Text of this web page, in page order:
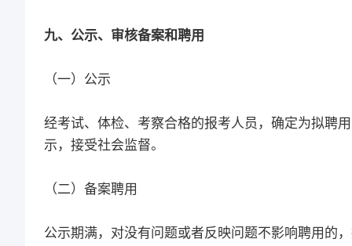
九、公示、审核备案和聘用
（一）公示
经考试、体检、考察合格的报考人员，确定为拟聘
示，接受社会监督。
（二）备案聘用
公示期满，对没有问题或者反映问题不影响聘用的